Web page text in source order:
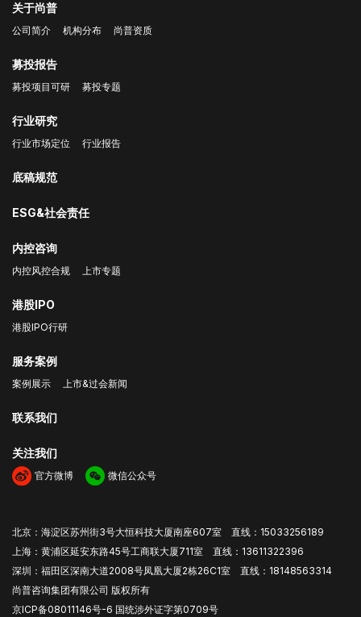
关于尚普
公司简介 机构分布 尚普资质
募投报告
募投项目可研 募投专题
行业研究
行业市场定位 行业报告
底稿规范
ESG&社会责任
内控咨询
内控风控合规 上市专题
港股IPO
港股IPO行研
服务案例
案例展示 上市&过会新闻
联系我们
关注我们
官方微博 微信公众号
北京：海淀区苏州街3号大恒科技大厦南座607室 直线：15033256189
上海：黄浦区延安东路45号工商联大厦711室 直线：13611322396
深圳：福田区深南大道2008号凤凰大厦2栋26C1室 直线：18148563314
尚普咨询集团有限公司 版权所有
京ICP备08011146号-6 国统涉外证字第0709号